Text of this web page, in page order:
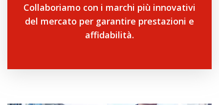
Collaboriamo con i marchi più innovativi
del mercato per garantire prestazioni e
affidabilità.